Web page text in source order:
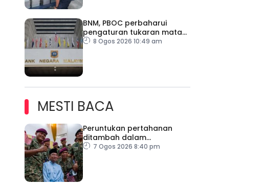
BNM, PBOC perbaharui
pengaturan tukaran mata
wang hingga 2031
8 Ogos 2026 10:49 am
MESTI BACA
Peruntukan pertahanan
ditambah dalam
Belanjawan 2027
7 Ogos 2026 8:40 pm